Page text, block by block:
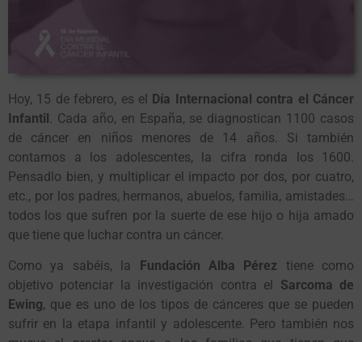
Hoy, 15 de febrero, es el Día Internacional contra el Cáncer
Infantil. Cada año, en España, se diagnostican 1100 casos
de cáncer en niños menores de 14 años. Si también
contamos a los adolescentes, la cifra ronda los 1600.
Pensadlo bien, y multiplicar el impacto por dos, por cuatro,
etc., por los padres, hermanos, abuelos, familia, amistades…
todos los que sufren por la suerte de ese hijo o hija amado
que tiene que luchar contra un cáncer.
Como ya sabéis, la Fundación Alba Pérez tiene como
objetivo potenciar la investigación contra el Sarcoma de
Ewing, que es uno de los tipos de cánceres que se pueden
sufrir en la etapa infantil y adolescente. Pero también nos